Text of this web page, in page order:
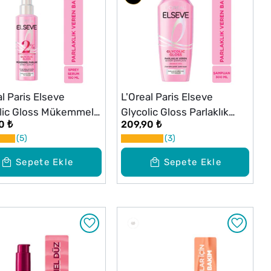
Sepete Ekle
Paris Elseve
Gloss Mükemmel
Veren Saç Bakım
150 ml
₺
5
Sepete Ekle
L'Oreal Paris Elseve
Glycolic Gloss Parlaklık
Veren Bakım Şampuanı
300 ml
209,90 ₺
3